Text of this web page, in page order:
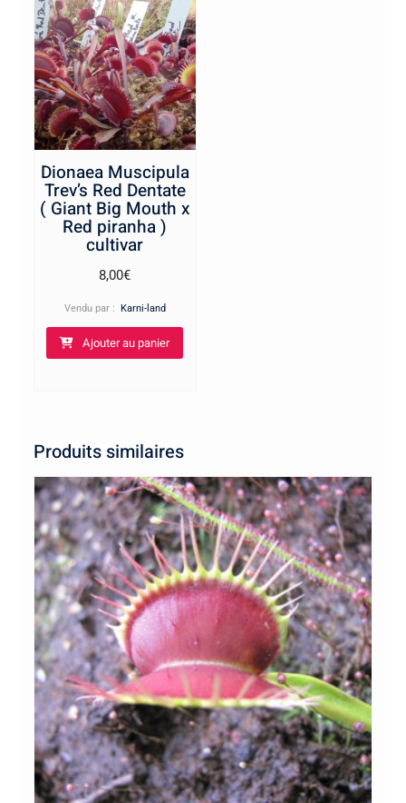
Dionaea Muscipula
Trev’s Red Dentate
( Giant Big Mouth x
Red piranha )
cultivar
8,00€
Vendu par : Karni-land
Ajouter au panier
Produits similaires